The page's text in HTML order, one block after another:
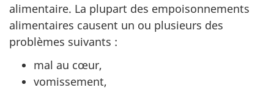
alimentaire. La plupart des empoisonnements
alimentaires causent un ou plusieurs des
problèmes suivants :
mal au cœur,
vomissement,